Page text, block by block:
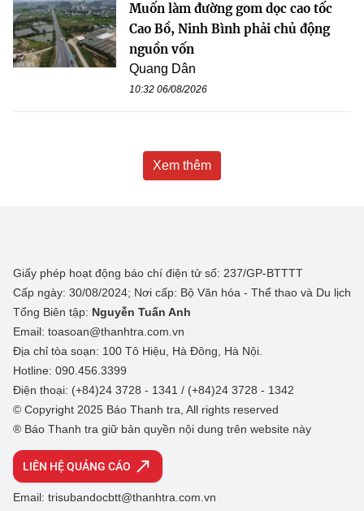
Muốn làm đường gom dọc cao tốc
Cao Bồ, Ninh Bình phải chủ động
nguồn vốn
Quang Dân
10:32 06/08/2026
Xem thêm
Giấy phép hoạt động báo chí điện tử số: 237/GP-BTTTT
Cấp ngày: 30/08/2024; Nơi cấp: Bộ Văn hóa - Thể thao và Du lịch
Tổng Biên tập: Nguyễn Tuấn Anh
Email: toasoan@thanhtra.com.vn
Địa chỉ tòa soạn: 100 Tô Hiệu, Hà Đông, Hà Nội.
Hotline: 090.456.3399
Điện thoại: (+84)24 3728 - 1341 / (+84)24 3728 - 1342
© Copyright 2025 Báo Thanh tra, All rights reserved
® Báo Thanh tra giữ bản quyền nội dung trên website này
LIÊN HỆ QUẢNG CÁO
Email: trisubandocbtt@thanhtra.com.vn